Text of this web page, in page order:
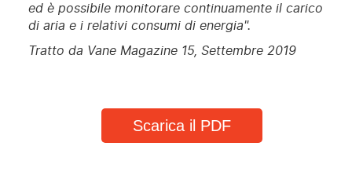
ed è possibile monitorare continuamente il carico
di aria e i relativi consumi di energia".
Tratto da Vane Magazine 15, Settembre 2019
Scarica il PDF